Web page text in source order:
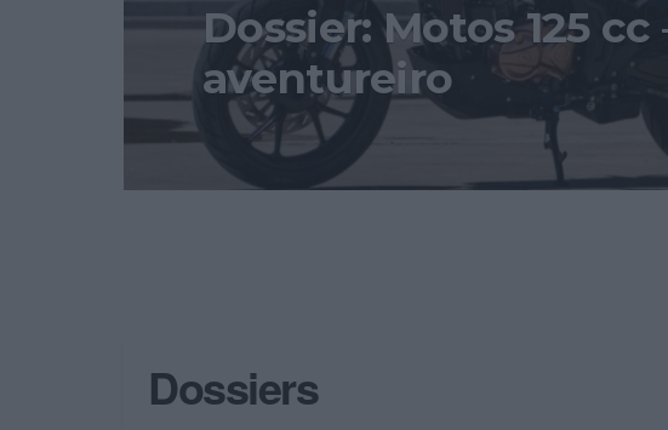
Dossier: Motos 125 cc
aventureiro
Dossiers